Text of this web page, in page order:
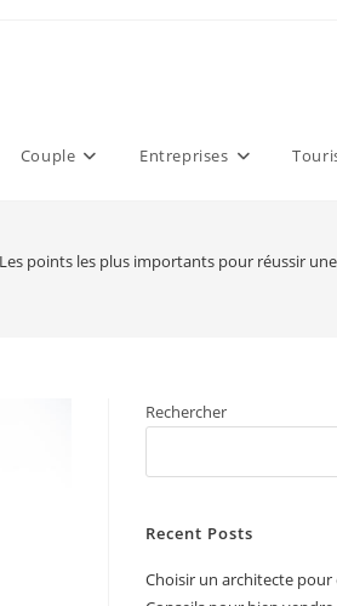
Couple Entreprises
Les points les plus importants pour réussir
Rechercher
Recent Posts
Choisir un architecte